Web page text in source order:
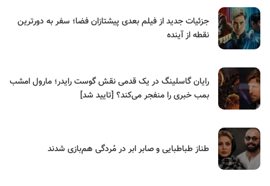
جزئیات جدید از فیلم بعدی پیشتازان فضا؛ سفر به دورترین
نقطه از آینده
رایان گاسلینگ در یک قدمی نقش گوست رایدر؛ مارول امشب
بمب خبری را منفجر می‌کند؟ [تایید شد]
طناز طباطبایی و صابر ابر در مُردگی هم‌بازی شدند